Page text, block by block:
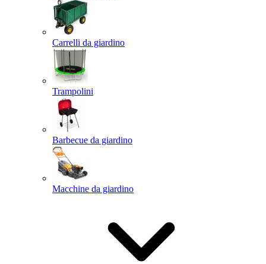
Carrelli da giardino
Trampolini
Barbecue da giardino
Macchine da giardino